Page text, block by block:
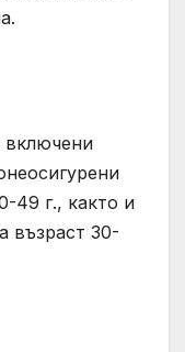
включени
49 г., както и
възраст 30-